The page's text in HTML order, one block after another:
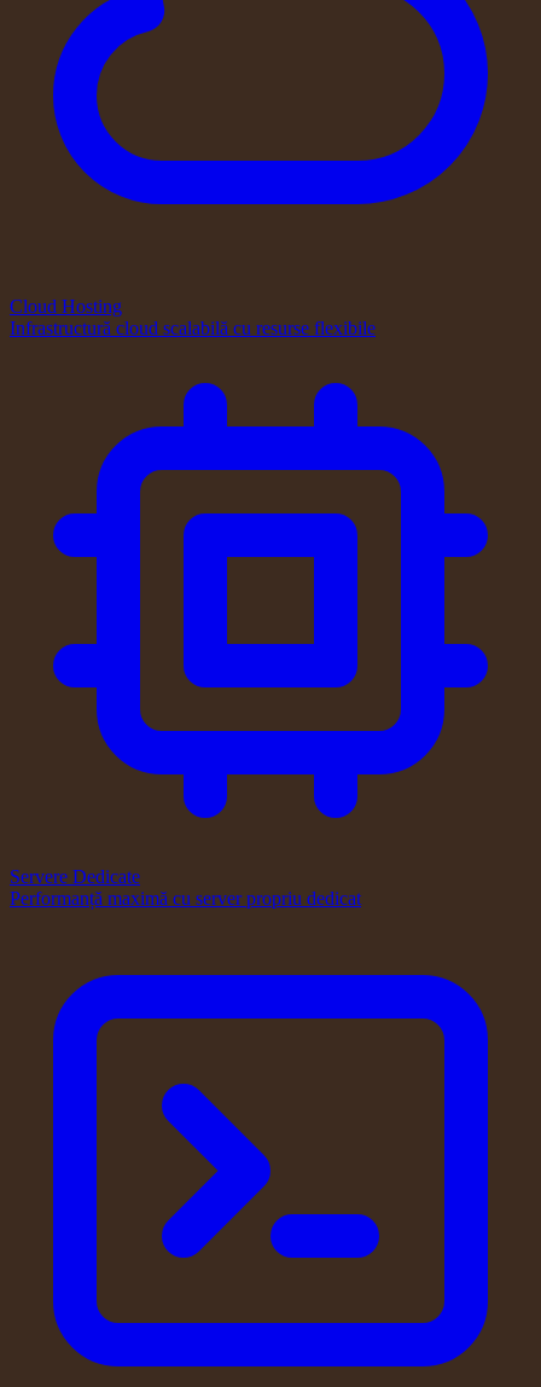
Cloud Hosting
Infrastructură cloud scalabilă cu resurse flexibile
Servere Dedicate
Performanță maximă cu server propriu dedicat